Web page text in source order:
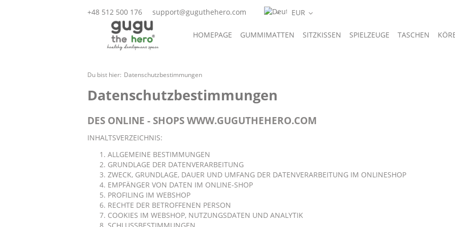
+48 512 500 176 support@guguthehero.com
HOMEPAGE GUMMIMATTEN SITZKISSEN SPIELZEUGE TASCHEN
Du bist hier: Datenschutzbestimmungen
Datenschutzbestimmungen
DES ONLINE - SHOPS WWW.GUGUTHEHERO.COM
INHALTSVERZEICHNIS:
ALLGEMEINE BESTIMMUNGEN
GRUNDLAGE DER DATENVERARBEITUNG
ZWECK, GRUNDLAGE, DAUER UND UMFANG DER DATENVERARBEITUNG IM ONLINESHOP
EMPFÄNGER VON DATEN IM ONLINE-SHOP
PROFILING IM WEBSHOP
RECHTE DER BETROFFENEN PERSON
COOKIES IM WEBSHOP, NUTZUNGSDATEN UND ANALYTIK
SCHLUSSBESTIMMUNGEN